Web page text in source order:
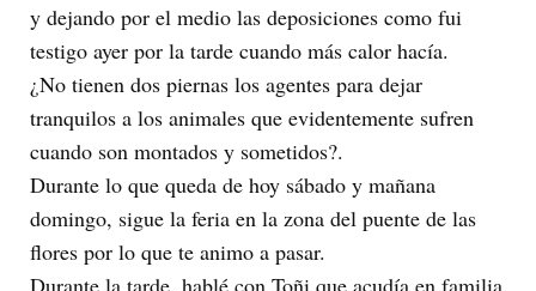
y dejando por el medio las deposiciones como fui
testigo ayer por la tarde cuando más calor hacía.
¿No tienen dos piernas los agentes para dejar
tranquilos a los animales que evidentemente sufren
cuando son montados y sometidos?.
Durante lo que queda de hoy sábado y mañana
domingo, sigue la feria en la zona del puente de las
flores por lo que te animo a pasar.